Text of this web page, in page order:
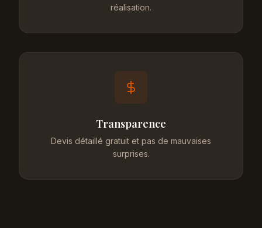
réalisation.
Transparence
Devis détaillé gratuit et pas de mauvaises
surprises.